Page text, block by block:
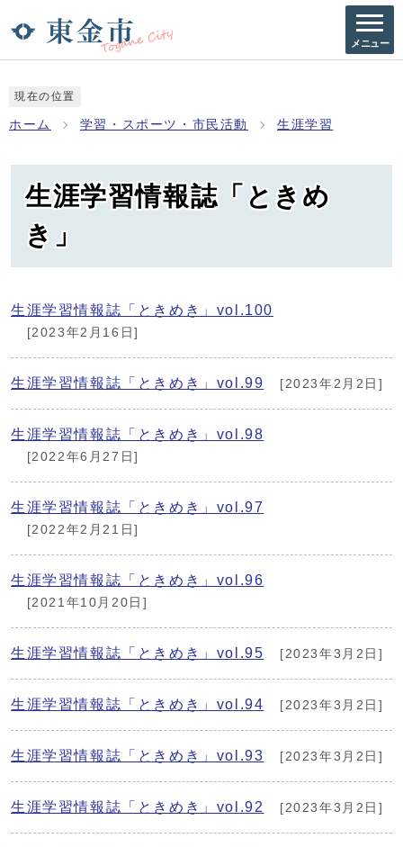
メニュー
現在の位置
ホーム 学習・スポーツ・市民活動 生涯学習
生涯学習情報誌「ときめ
き」
生涯学習情報誌「ときめき」vol.100
[2023年2月16日]
生涯学習情報誌「ときめき」vol.99 [2023年2月2日]
生涯学習情報誌「ときめき」vol.98
[2022年6月27日]
生涯学習情報誌「ときめき」vol.97
[2022年2月21日]
生涯学習情報誌「ときめき」vol.96
[2021年10月20日]
生涯学習情報誌「ときめき」vol.95 [2023年3月2日]
生涯学習情報誌「ときめき」vol.94 [2023年3月2日]
生涯学習情報誌「ときめき」vol.93 [2023年3月2日]
生涯学習情報誌「ときめき」vol.92 [2023年3月2日]